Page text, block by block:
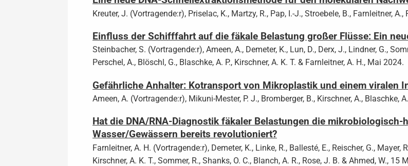
Kreuter, J. (Vortragende:r), Priselac, K., Martzy, R., Pap, I.-J., Stroebele, B., Farnleitner,
Einfluss der Schifffahrt auf die fäkale Belastung großer Flüsse: Ein
Steinbacher, S. (Vortragende:r), Ameen, A., Demeter, K., Lun, D., Derx, J., Lindner, G.,
Perschel, A., Blöschl, G., Blaschke, A. P., Kirschner, A. K. T. & Farnleitner, A. H., Mai 2024.
Gefährliche Anhalter: Kotransport von Mikroplastik und einem viralen
Ameen, A. (Vortragende:r), Mikuni-Mester, P. J., Bromberger, B., Kirschner, A., Blaschke,
Hat die DNA/RNA-Diagnostik fäkaler Belastungen die
Wasser/Gewässern bereits revolutioniert?
Farnleitner, A. H. (Vortragende:r), Demeter, K., Linke, R., Ballesté, E., Reischer, G., Mayer,
Kirschner, A. K. T., Sommer, R., Shanks, O. C., Blanch, A. R., Rose, J. B. & Ahmed, W., 15